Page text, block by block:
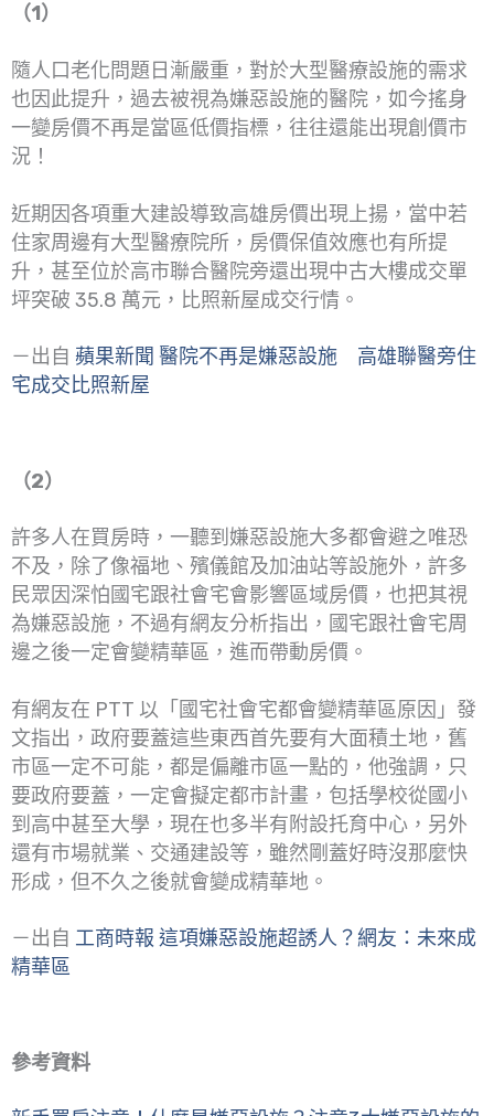
（1）
隨人口老化問題日漸嚴重，對於大型醫療設施的需求
也因此提升，過去被視為嫌惡設施的醫院，如今搖身
一變房價不再是當區低價指標，往往還能出現創價市
況！
近期因各項重大建設導致高雄房價出現上揚，當中若
住家周邊有大型醫療院所，房價保值效應也有所提
升，甚至位於高市聯合醫院旁還出現中古大樓成交單
坪突破 35.8 萬元，比照新屋成交行情。
－出自 蘋果新聞 醫院不再是嫌惡設施 高雄聯醫旁住
宅成交比照新屋
（2）
許多人在買房時，一聽到嫌惡設施大多都會避之唯恐
不及，除了像福地、殯儀館及加油站等設施外，許多
民眾因深怕國宅跟社會宅會影響區域房價，也把其視
為嫌惡設施，不過有網友分析指出，國宅跟社會宅周
邊之後一定會變精華區，進而帶動房價。
有網友在 PTT 以「國宅社會宅都會變精華區原因」發
文指出，政府要蓋這些東西首先要有大面積土地，舊
市區一定不可能，都是偏離市區一點的，他強調，只
要政府要蓋，一定會擬定都市計畫，包括學校從國小
到高中甚至大學，現在也多半有附設托育中心，另外
還有市場就業、交通建設等，雖然剛蓋好時沒那麼快
形成，但不久之後就會變成精華地。
－出自 工商時報 這項嫌惡設施超誘人？網友：未來成
精華區
參考資料